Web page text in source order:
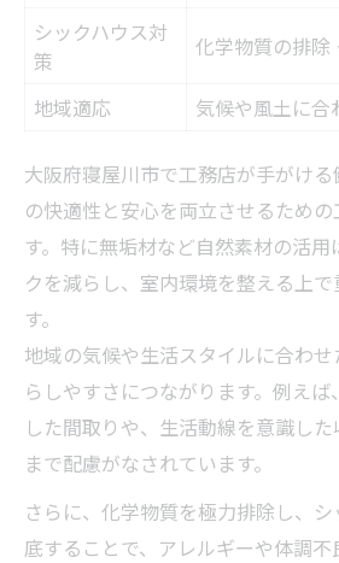
シックハウス対
策
化学物質の排除
地域適応 気候や風土に合
大阪府寝屋川市で工務店が手がけ
の快適性と安心を両立させるための
す。特に無垢材など自然素材の活
クを減らし、室内環境を整える上
す。
地域の気候や生活スタイルに合わ
らしやすさにつながります。例え
した間取りや、生活動線を意識し
まで配慮がなされています。
さらに、化学物質を極力排除し、
底することで、アレルギーや体調